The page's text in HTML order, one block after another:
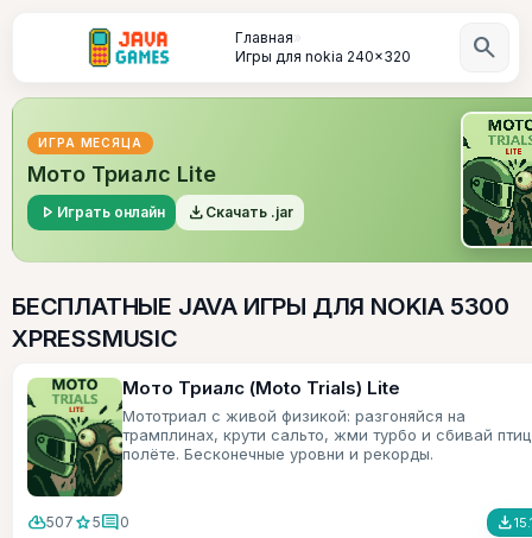
Главная»
Игры для nokia 240x320
search
ИГРА МЕСЯЦА
Мото Триалс Lite
play_arrow Играть онлайн file_download Скачать .jar
БЕСПЛАТНЫЕ JAVA ИГРЫ ДЛЯ NOKIA 5300
XPRESSMUSIC
Мото Триалс (Moto Trials) Lite
Мототриал с живой физикой: разгоняйся на
трамплинах, крути сальто, жми турбо и сбивай
полёте. Бесконечные уровни и рекорды.
cloud_download507 star5comment0 file_download